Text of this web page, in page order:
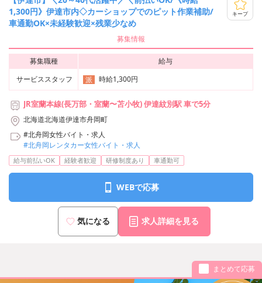
1,300円》伊達市内◇カーショップでのピット作業補助/
車通勤OK×未経験歓迎×残業少なめ
キープ
募集情報
募集職種
給与
サービススタッフ
派 時給1,300円
JR室蘭本線(長万部・室蘭〜苫小牧) 伊達紋別駅 車で5分
北海道北海道伊達市舟岡町
#北舟岡女性バイト・求人
#北舟岡レンタカー女性バイト・求人
給与前払いOK 経験者歓迎 研修制度あり 車通勤可
WEBで応募
気になる 求人詳細を見る
まとめて応募